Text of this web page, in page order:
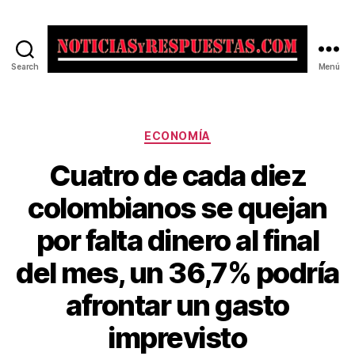
Search Menú
Categorías
ECONOMÍA
Cuatro de cada diez
colombianos se quejan
por falta dinero al final
del mes, un 36,7% podría
afrontar un gasto
imprevisto